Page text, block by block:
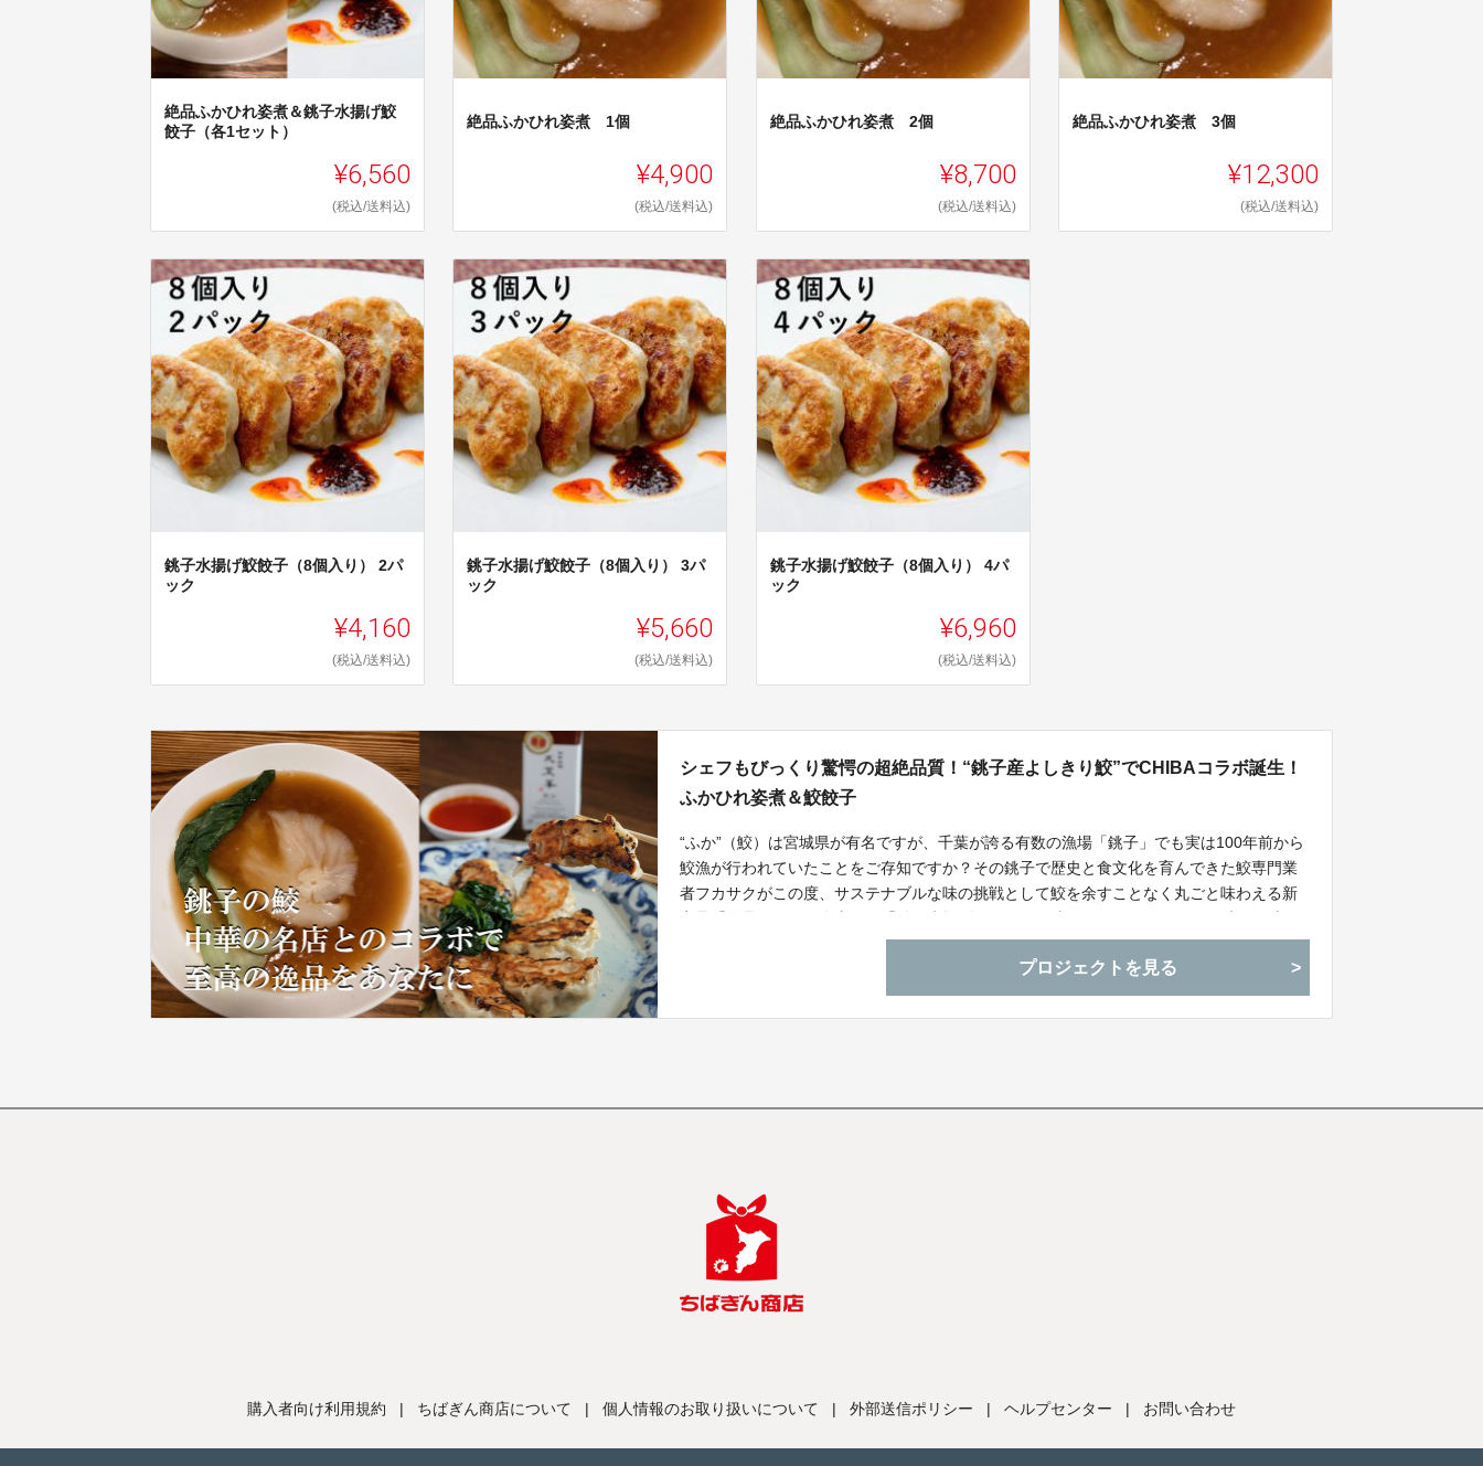
絶品ふかひれ姿煮＆銚子水揚げ鮫
餃子（各1セット）
¥6,560
(税込/送料込)
絶品ふかひれ姿煮 1個
¥4,900
(税込/送料込)
絶品ふかひれ姿煮 2個
¥8,700
(税込/送料込)
絶品ふかひれ姿煮 3個
¥12,300
(税込/送料込)
銚子水揚げ鮫餃子（8個入り） 2パ
ック
¥4,160
(税込/送料込)
銚子水揚げ鮫餃子（8個入り） 3パ
ック
¥5,660
(税込/送料込)
銚子水揚げ鮫餃子（8個入り） 4パ
ック
¥6,960
(税込/送料込)
シェフもびっくり驚愕の超絶品質！“銚子産よしきり鮫”でCHIBAコラボ誕生！
ふかひれ姿煮＆鮫餃子
“ふか”（鮫）は宮城県が有名ですが、千葉が誇る有数の漁場「銚子」でも実は100年前から
鮫漁が行われていたことをご存知ですか？その銚子で歴史と食文化を育んできた鮫専門業
者フカサクがこの度、サステナブルな味の挑戦として鮫を余すことなく丸ごと味わえる新
始！さらにプロデュースシェフとして予約困難なことでも知られる柏市の中華の名店「文
菜華」が料理を担当！まさにCHIBAコラボで最高の“ふか料理”が今秋誕生しました！
プロジェクトを見る
購入者向け利用規約 | ちばぎん商店について | 個人情報のお取り扱いについて | 外部送信ポリシー | ヘルプセンター | お問い合わせ